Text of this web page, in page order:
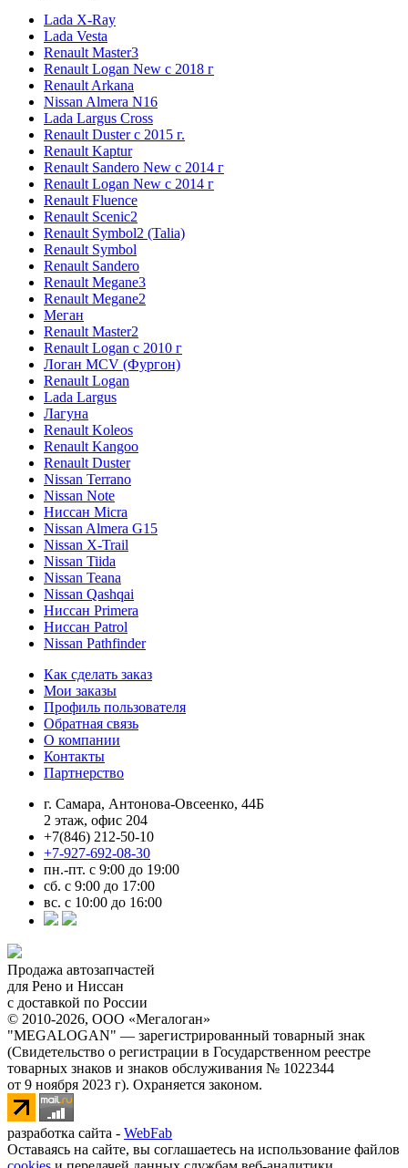
Lada X-Ray
Lada Vesta
Renault Master3
Renault Logan New с 2018 г
Renault Arkana
Nissan Almera N16
Lada Largus Cross
Renault Duster с 2015 г.
Renault Kaptur
Renault Sandero New с 2014 г
Renault Logan New с 2014 г
Renault Fluence
Renault Scenic2
Renault Symbol2 (Talia)
Renault Symbol
Renault Sandero
Renault Megane3
Renault Megane2
Меган
Renault Master2
Renault Logan c 2010 г
Логан МСV (Фургон)
Renault Logan
Lada Largus
Лагуна
Renault Koleos
Renault Kangoo
Renault Duster
Nissan Terrano
Nissan Note
Ниссан Micra
Nissan Almera G15
Nissan X-Trail
Nissan Tiida
Nissan Teana
Nissan Qashqai
Ниссан Primera
Ниссан Patrol
Nissan Pathfinder
Как сделать заказ
Мои заказы
Профиль пользователя
Обратная связь
О компании
Контакты
Партнерство
г. Самара, Антонова-Овсеенко, 44Б
2 этаж, офис 204
+7(846) 212-50-10
+7-927-692-08-30
пн.-пт. с 9:00 до 19:00
сб. с 9:00 до 17:00
вс. с 10:00 до 16:00
Продажа автозапчастей
для Рено и Ниссан
с доставкой по России
© 2010-2026, ООО «Мегалоган»
"MEGALOGAN" — зарегистрированный товарный знак
(Свидетельство о регистрации в Государственном реестре
товарных знаков и знаков обслуживания № 1022344
от 9 ноября 2023 г). Охраняется законом.
разработка сайта - WebFab
Оставаясь на сайте, вы соглашаетесь на использование файлов